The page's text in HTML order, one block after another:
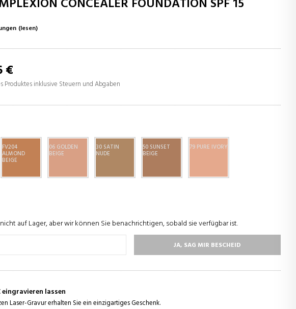
CONCEALER FOUNDATION SPF 15
(lesen)
€
Produktes inklusive Steuern und Abgaben
FV204
ALMOND
BEIGE
06 GOLDEN
BEIGE
30 SATIN
NUDE
50 SUNSET
BEIGE
79 PURE IVORY
auf Lager, aber wir können Sie benachrichtigen, sobald sie verfügbar ist.
JA, SAG MIR BESCHEID
lassen
Laser-Gravur erhalten Sie ein einzigartiges Geschenk.